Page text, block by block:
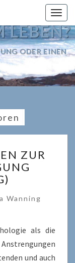
LEBEN?
ODER EINEN
ZUR
Wanning
als die
und auch